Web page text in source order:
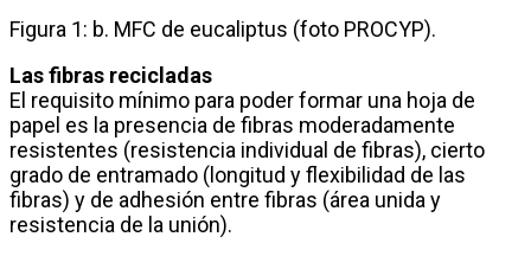
Figura 1: b. MFC de eucaliptus (foto PROCYP).
Las fibras recicladas
El requisito mínimo para poder formar una hoja de
papel es la presencia de fibras moderadamente
resistentes (resistencia individual de fibras), cierto
grado de entramado (longitud y flexibilidad de las
fibras) y de adhesión entre fibras (área unida y
resistencia de la unión).